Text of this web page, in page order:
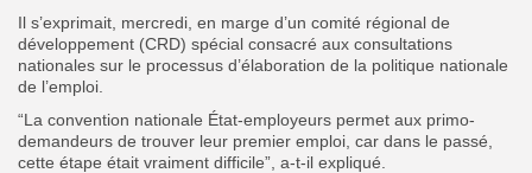
Il s’exprimait, mercredi, en marge d’un comité régional de
développement (CRD) spécial consacré aux consultations
nationales sur le processus d’élaboration de la politique nationale
de l’emploi.
“La convention nationale État-employeurs permet aux primo-
demandeurs de trouver leur premier emploi, car dans le passé,
cette étape était vraiment difficile”, a-t-il expliqué.